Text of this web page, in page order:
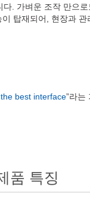
. 가벼운 조작 만으
탑재되어, 현장과
best interface”라는
품 특징